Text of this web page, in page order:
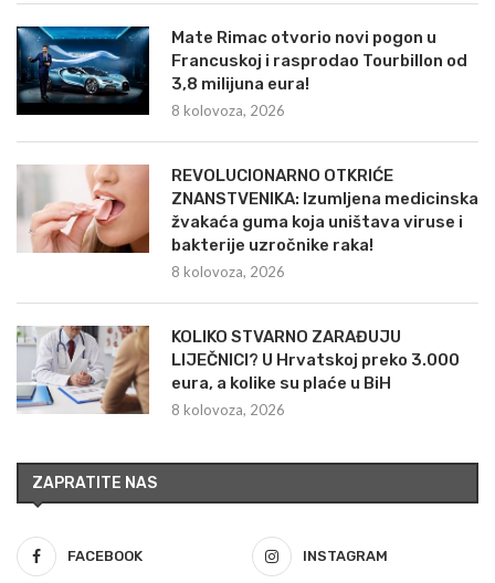
Mate Rimac otvorio novi pogon u
Francuskoj i rasprodao Tourbillon od
3,8 milijuna eura!
8 kolovoza, 2026
REVOLUCIONARNO OTKRIĆE
ZNANSTVENIKA: Izumljena medicinska
žvakaća guma koja uništava viruse i
bakterije uzročnike raka!
8 kolovoza, 2026
KOLIKO STVARNO ZARAĐUJU
LIJEČNICI? U Hrvatskoj preko 3.000
eura, a kolike su plaće u BiH
8 kolovoza, 2026
ZAPRATITE NAS
FACEBOOK INSTAGRAM